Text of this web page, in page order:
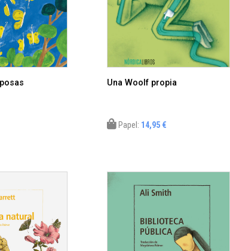
Una Woolf propia
Papel: 14,95 €